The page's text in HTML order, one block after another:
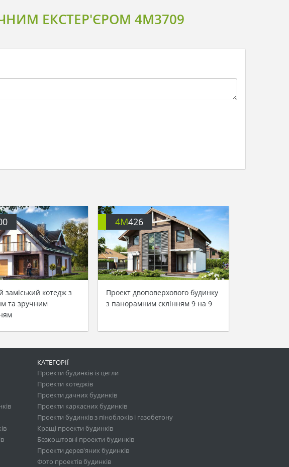
ЕКСТЕР'ЄРОМ 4M3709
заміський котедж з
та зручним
4M426
Проект двоповерхового будинку
з панорамним склінням 9 на 9
КАТЕГОРІЇ
Проекти будинків із цегли
Проекти котеджів
Проекти дачних будинків
Проекти каркасних будинків
Проекти будинків з піноблоків і газобетону
Кращі проекти будинків
Безкоштовні проекти будинків
Проекти дерев'яних будинків
Фото проектів будинків